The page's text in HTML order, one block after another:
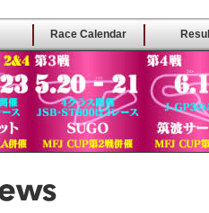
ALL
Offical
Race Calendar